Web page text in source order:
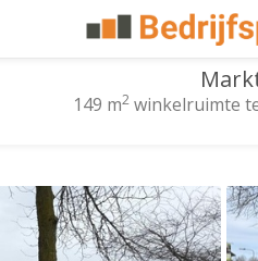
149 m2 winkelruimte